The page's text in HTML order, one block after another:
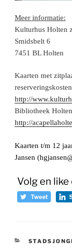
Meer informatie:
Kulturhus Holten
Smidsbelt 6
7451 BL Holten
Kaarten met
http://
Bibliotheek
http://
Kaarten t/m 12
Jansen
Volg en like